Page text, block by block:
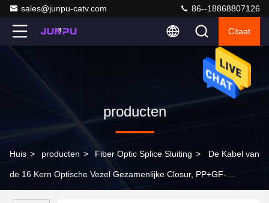
sales@junpu-catv.com 86--18868807126
Citaat
producten
Huis > producten > Fiber Optic Splice Sluiting > De Kabel van
de 16 Kern Optische Vezel Gezamenlijke Closur, PP+GF-